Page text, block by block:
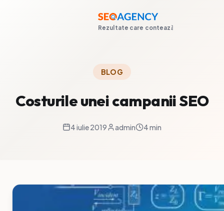
Rezultate care contează
BLOG
Costurile unei campanii SEO
4 iulie 2019 admin 4 min